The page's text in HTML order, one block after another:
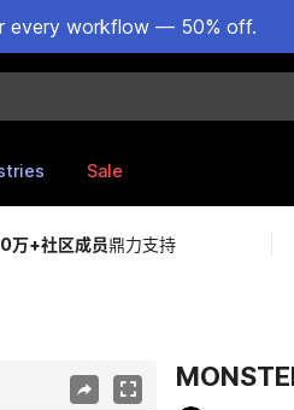
every workflow — 50% off.
Sale
万+社区成员鼎力支持